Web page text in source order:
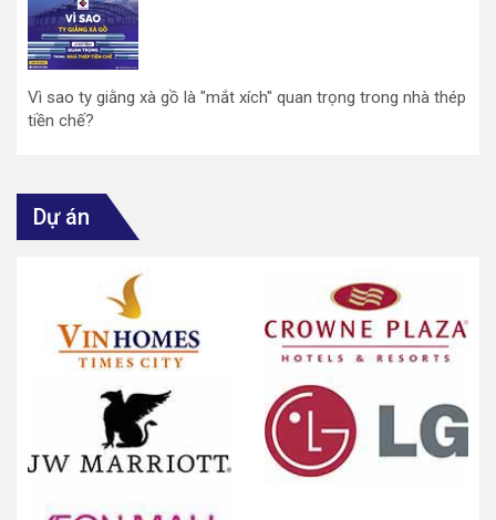
Vì sao ty giằng xà gồ là "mắt xích" quan trọng trong nhà thép
tiền chế?
Dự án